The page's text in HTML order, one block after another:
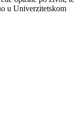
u Univerzitetskom